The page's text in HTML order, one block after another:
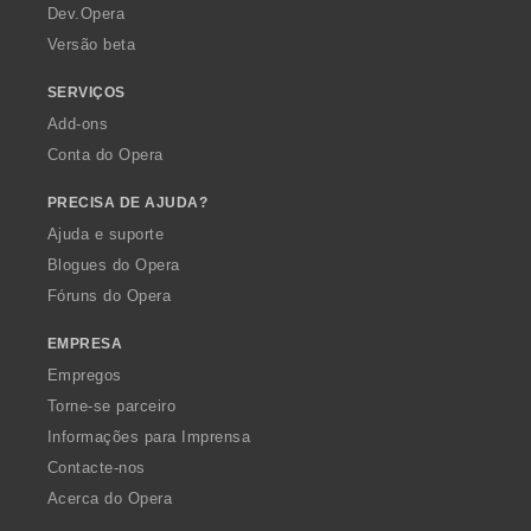
a
Dev.Opera
Versão beta
SERVIÇOS
Add-ons
Conta do Opera
PRECISA DE AJUDA?
Ajuda e suporte
Blogues do Opera
Fóruns do Opera
EMPRESA
Empregos
Torne-se parceiro
Informações para Imprensa
Contacte-nos
Acerca do Opera